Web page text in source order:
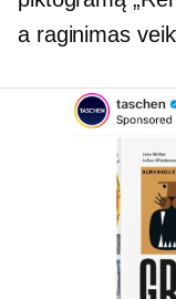
a raginimas